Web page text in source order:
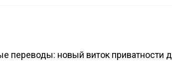
переводы: новый виток приватности